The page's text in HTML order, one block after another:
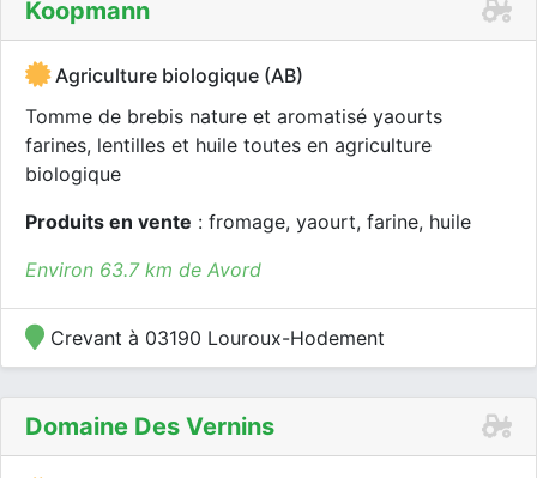
Koopmann
Agriculture biologique (AB)
Tomme de brebis nature et aromatisé yaourts
farines, lentilles et huile toutes en agriculture
biologique
Produits en vente : fromage, yaourt, farine, huile
Environ 63.7 km de Avord
Crevant à 03190 Louroux-Hodement
Domaine Des Vernins